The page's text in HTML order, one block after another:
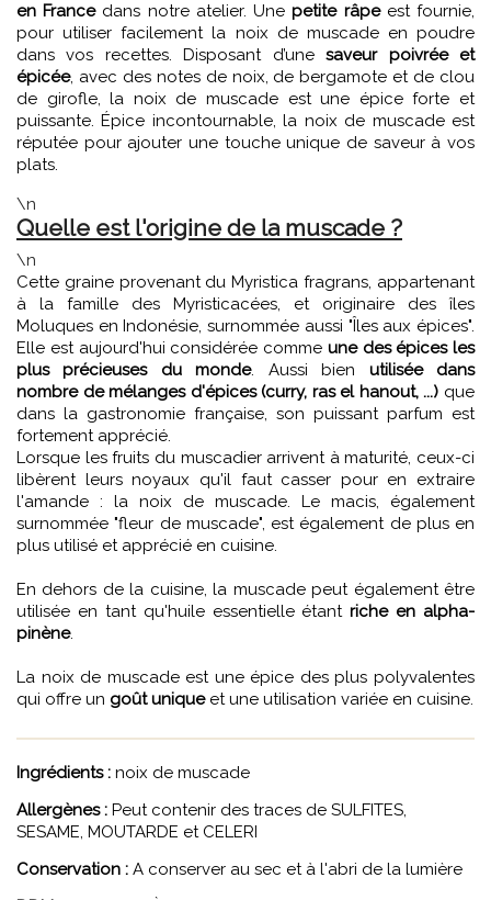
en Francedans notre atelier. Unepetite râpeest fournie,
pour utiliser facilement la noix de muscade en poudre
dans vos recettes. Disposant d’unesaveur poivrée et
épicée, avec des notes de noix, de bergamote et de clou
de girofle, la noix de muscade est une épice forte et
puissante. Épice incontournable, la noix de muscade est
réputée pour ajouter une touche unique de saveur à vos
plats.
\n
Quelle est l'origine de la muscade ?
\n
Cette graine provenant du Myristica fragrans, appartenant
à la famille des Myristicacées, et originaire des îles
Moluques en Indonésie, surnommée aussi "Îles aux épices".
Elle est aujourd'hui considérée comme une des épices les
plus précieuses du monde. Aussi bien utilisée dans
nombre de mélanges d'épices (curry, ras el hanout, ...) que
dans la gastronomie française, son puissant parfum est
fortement apprécié.
Lorsque les fruits du muscadier arrivent à maturité, ceux-ci
libèrent leurs noyaux qu'il faut casser pour en extraire
l'amande : la noix de muscade. Le macis, également
surnommée "fleur de muscade", est également de plus en
plus utilisé et apprécié en cuisine.
En dehors de la cuisine, la muscade peut également être
utilisée en tant qu'huile essentielle étantriche en alpha-
pinène.
La noix de muscade est une épice des plus polyvalentes
qui offre un goût uniqueet une utilisation variée en cuisine.
Ingrédients : noix de muscade
Allergènes : Peut contenir des traces de SULFITES,
SESAME, MOUTARDE et CELERI
Conservation : A conserver au sec et à l'abri de la lumière